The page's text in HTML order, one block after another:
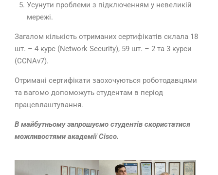
Усунути проблеми з підключенням у невеликій
мережі.
Загалом кількість отриманих сертифікатів склала 18
шт. – 4 курс (Network Security), 59 шт. – 2 та 3 курси
(CCNАv7).
Отримані сертифікати заохочуються роботодавцями
та вагомо допоможуть студентам в період
працевлаштування.
В майбутньому запрошуємо студентів скористатися
можливостями академії Cisco.